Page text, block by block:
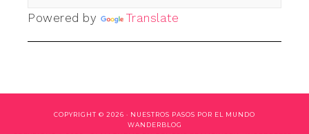
Powered by Translate
COPYRIGHT © 2026 · NUESTROS PASOS POR EL MUNDO
WANDERBLOG